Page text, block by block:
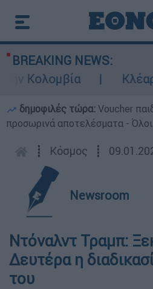
BREAKING NEWS:
Κολομβία
δημοφιλές τώρα: Voucher
προσωρινά αποτελέσματα - Όλοι
┋ Κόσμος ┋
Newsroom
Ντόναλντ Τραμπ:
Δευτέρα η
του